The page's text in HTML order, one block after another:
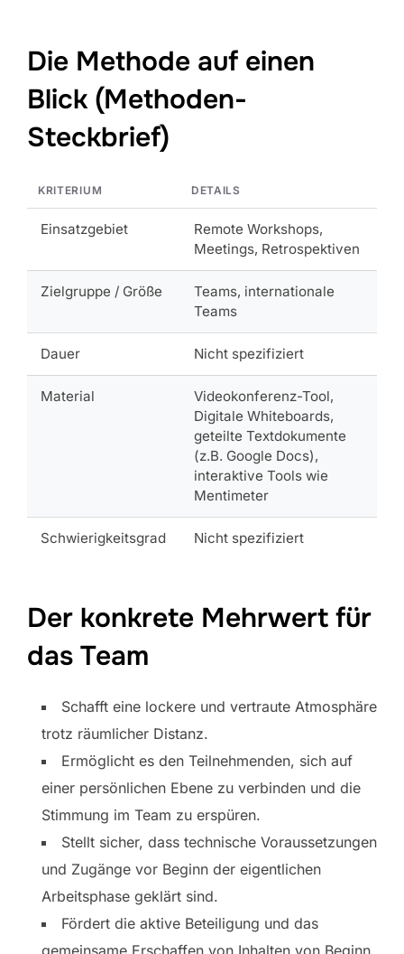
Die Methode auf einen
Blick (Methoden-
Steckbrief)
KRITERIUM DETAILS
Einsatzgebiet
Remote Workshops,
Meetings, Retrospektiven
Zielgruppe / Größe
Teams, internationale
Teams
Dauer Nicht spezifiziert
Material
Videokonferenz-Tool,
Digitale Whiteboards,
geteilte Textdokumente
(z.B. Google Docs),
interaktive Tools wie
Mentimeter
Schwierigkeitsgrad Nicht spezifiziert
Der konkrete Mehrwert für
das Team
Schafft eine lockere und vertraute Atmosphäre
trotz räumlicher Distanz.
Ermöglicht es den Teilnehmenden, sich auf
einer persönlichen Ebene zu verbinden und die
Stimmung im Team zu erspüren.
Stellt sicher, dass technische Voraussetzungen
und Zugänge vor Beginn der eigentlichen
Arbeitsphase geklärt sind.
Fördert die aktive Beteiligung und das
gemeinsame Erschaffen von Inhalten von Beginn